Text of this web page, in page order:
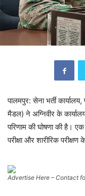
पालमपुर: सेना भर्ती
मैडल) ने अग्निवीर के
परिणाम की घोषणा की है।
परीक्षा और शारीरिक
Advertise Here – Contact